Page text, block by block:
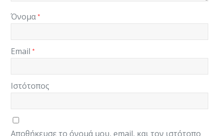
Όνομα*
Email*
Ιστότοπος
Αποθήκευσε το όνομά μου, email, και τον ιστότοπο